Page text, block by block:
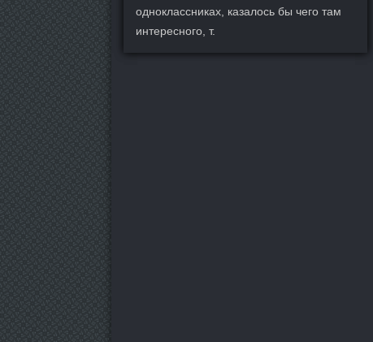
одноклассниках, казалось бы чего там
интересного, т.